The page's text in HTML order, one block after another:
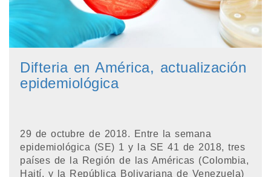
Difteria en América, actualización
epidemiológica
29 de octubre de 2018. Entre la semana
epidemiológica (SE) 1 y la SE 41 de 2018, tres
países de la Región de las Américas (Colombia,
Haití, y la República Bolivariana de Venezuela)